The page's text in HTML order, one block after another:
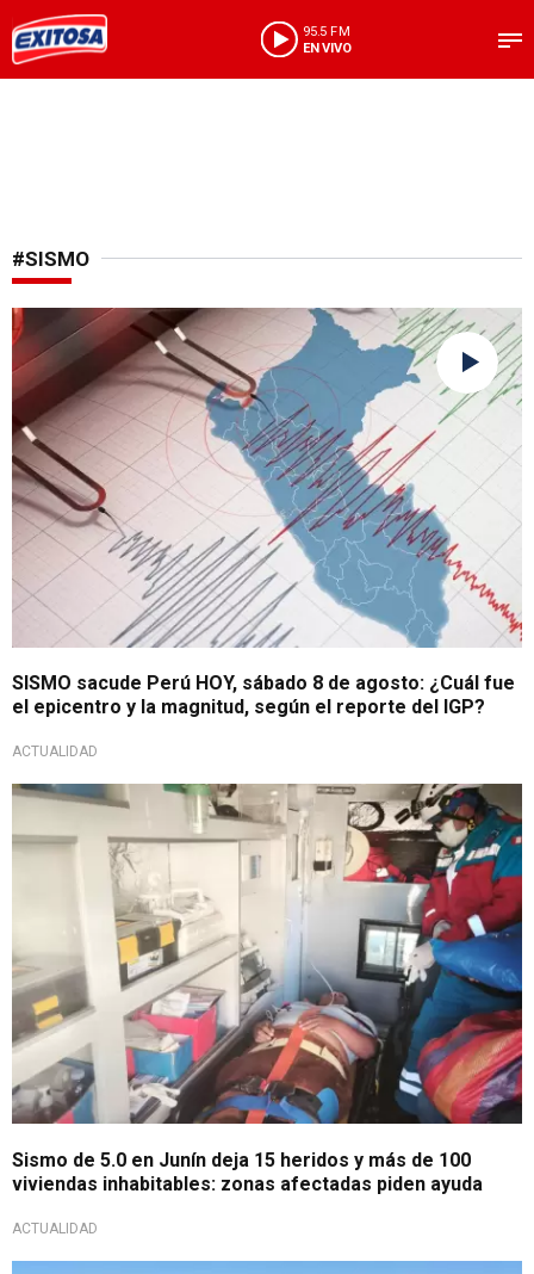
95.5 FM
EN VIVO
#SISMO
Reporte sísmico
SISMO sacude Perú HOY, sábado 8 de agosto: ¿Cuál fue
el epicentro y la magnitud, según el reporte del IGP?
ACTUALIDAD
Emergencia en Junín
Sismo de 5.0 en Junín deja 15 heridos y más de 100
viviendas inhabitables: zonas afectadas piden ayuda
ACTUALIDAD